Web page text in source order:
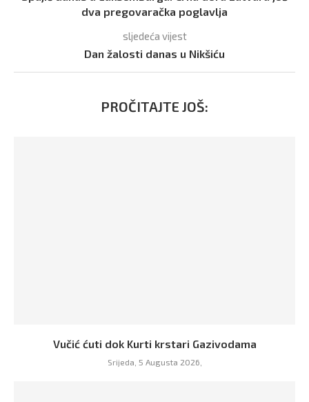
dva pregovaračka poglavlja
sljedeća vijest
Dan žalosti danas u Nikšiću
PROČITAJTE JOŠ:
Vučić ćuti dok Kurti krstari Gazivodama
Srijeda, 5 Augusta 2026,